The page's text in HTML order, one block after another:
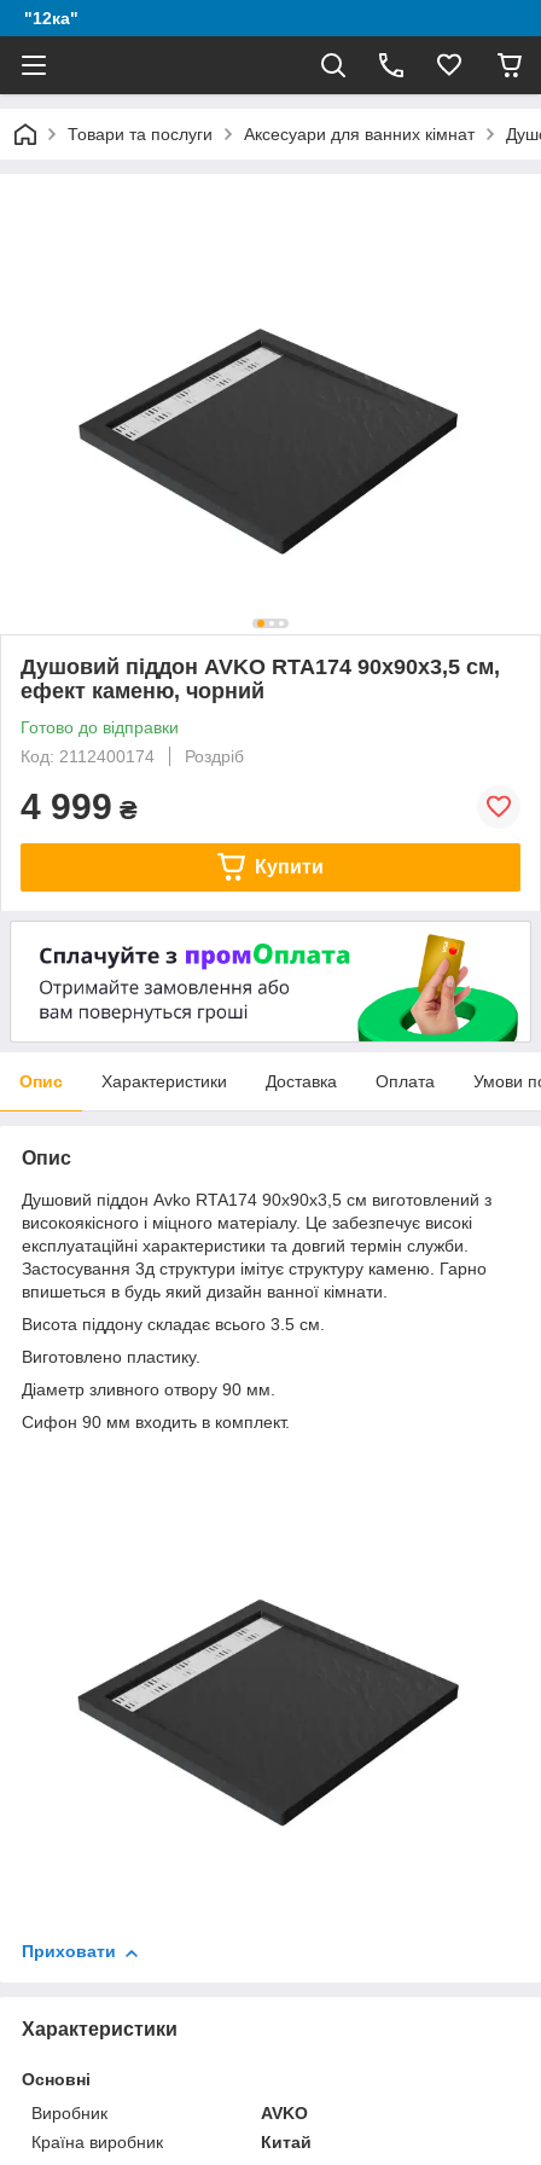
"12ка"
Товари та послуги Аксесуари для ванних кімнат
Душовий піддон AVKO RTA174 90x90x3,5 см,
ефект каменю, чорний
Готово до відправки
Код: 2112400174
Роздріб
4 999 ₴
Купити
Опис Характеристики Доставка Оплата Умови
Опис
Душовий піддон Avko RTA174 90x90x3,5 см виготовлений з
високоякісного і міцного матеріалу. Це забезпечує високі
експлуатаційні характеристики та довгий термін служби.
Застосування 3д структури імітує структуру каменю. Гарно
впишеться в будь який дизайн ванної кімнати.
Висота піддону складає всього 3.5 см.
Виготовлено пластику.
Діаметр зливного отвору 90 мм.
Сифон 90 мм входить в комплект.
Приховати
Характеристики
Основні
Виробник
AVKO
Країна виробник
Китай